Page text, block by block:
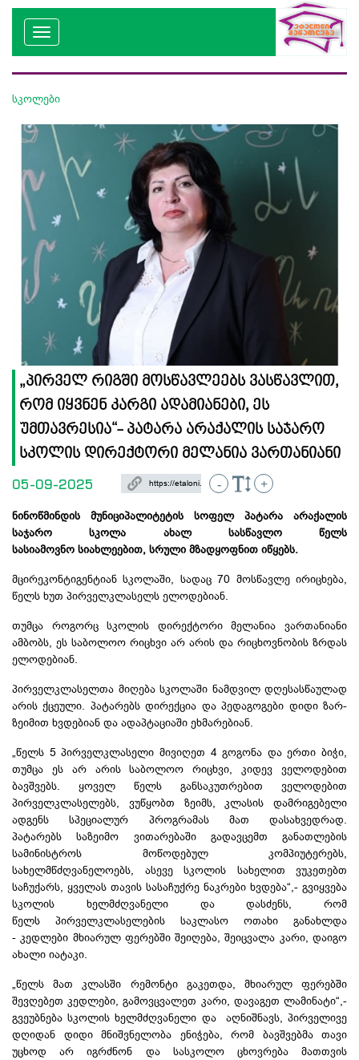
სკოლები
„პირველ რიგში მოსწავლეებს ვასწავლით,
რომ იყვნენ კარგი ადამიანები, ეს
უმთავრესია“- პატარა არაქალის საჯარო
სკოლ​ის დირექტორი მელანია ვართანიანი
05-09-2025 - +
ნინოწმინდის მუნიციპალიტეტის სოფელ პატარა არაქალის
საჯარო სკოლა ახალ სასწავლო წელს
სასიამოვნო სიახლეებით, სრული მზადყოფნით იწყებს.
მცირეკონტიგენტიან სკოლაში, სადაც 70 მოსწავლე ირიცხება,
წელს ხუთ პირველკლასელს ელოდებიან.
თუმცა როგორც სკოლის დირექტორიმელანია ვართანიანი
ამბობს, ეს საბოლოო რიცხვი არ არის და რიცხოვნობის ზრდას
ელოდებიან.
პირველკლასელთა მიღება სკოლაში ნამდვილ დღესასწაულად
არის ქცეული. პატარებს დირექცია და პედაგოგები დიდი ზარ-
ზეიმით ხვდებიან და ადაპტაციაში ეხმარებიან.
„წელს 5 პირველკლასელი მივიღეთ 4 გოგონა და ერთი ბიჭი,
თუმცა ეს არ არის საბოლოო რიცხვი, კიდევ ველოდებით
ბავშვებს. ყოველ წელს განსაკუთრებით ველოდებით
პირველკლასელებს, ვუწყობთ ზეიმს, კლასის დამრიგებელი
ადგენს სპეციალურ პროგრამას მათ დასახვედრად.
პატარებს საზეიმო ვითარებაში გადავცემთ განათლების
სამინისტროს მოწოდებულ კომპიუტერებს,
სახელმწძღვანელოებს , ასევე სკოლის სახელით ვუკეთებთ
საჩუქარს, ყველას თავის სასაჩუქრე ნაკრები ხვდება“,- გვიყვება
სკოლის ხელმძღვანელი და დასძენს, რომ
წელს პირველკლასელების საკლასო ოთახი განახლდა
- კედლები მხიარულ ფერებში შეიღება, შეიცვალა კარი, დაიგო
ახალი იატაკი.
„წელს მათ კლასში რემონტი გაკეთდა, მხიარულ ფერებში
შევღებეთ კედლები, გამოვცვალეთ კარი, დავაგეთ ლამინატი“,-
გვეუბნება სკოლის ხელმძღვანელი და აღნიშნავს, პირველივე
დღიდან დიდი მნიშვნელობა ენიჭება, რომ ბავშვებმა თავი
უცხოდ არ იგრძნონ და სასკოლო ცხოვრება მათთვის